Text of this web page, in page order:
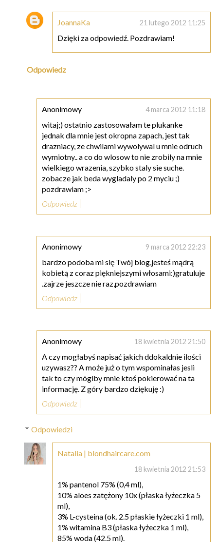
JoannaKa 21 lutego 2012 11:25
Dzięki za odpowiedź. Pozdrawiam!
Odpowiedz
Anonimowy 4 marca 2012 11:18
witaj;) ostatnio zastosowałam te plukanke
jednak dla mnie jest okropna zapach, jest tak
drazniacy, ze chwilami wywolywal u mnie odruch
wymiotny.. a co do wlosow to nie zrobily na mnie
wielkiego wrazenia, szybko staly sie suche.
zobacze jak beda wygladaly po 2 myciu ;)
pozdrawiam ;>
Odpowiedz
Anonimowy 9 marca 2012 22:23
bardzo podoba mi się Twój blog,jesteś mądrą
kobietą z coraz piękniejszymi włosami:)gratuluje
.zajrze jeszcze nie raz,pozdrawiam
Odpowiedz
Anonimowy 18 kwietnia 2012 21:50
A czy mogłabyś napisać jakich ddokaldnie ilości
uzywasz?? A może już o tym wspominałas jesli
tak to czy móglby mnie ktoś pokierować na ta
informację. Z góry bardzo dziękuję :)
Odpowiedz
Odpowiedzi
Natalia | blondhaircare.com
18 kwietnia 2012 21:53
1% pantenol 75% (0,4 ml),
10% aloes zatężony 10x (płaska łyżeczka 5
ml),
3% L-cysteina (ok. 2.5 płaskie łyżeczki 1 ml),
1% witamina B3 (płaska łyżeczka 1 ml),
85% woda (42.5 ml).